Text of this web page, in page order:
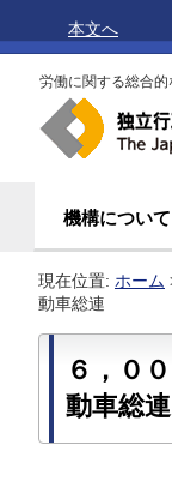
本文へ
労働に関する総合的
機構について
現在位置: ホーム
動車総連
６，０
動車総連